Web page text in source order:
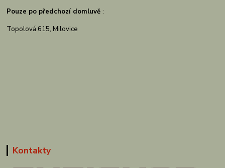
Pouze po předchozí domluvě :
Topolová 615, Milovice
Kontakty